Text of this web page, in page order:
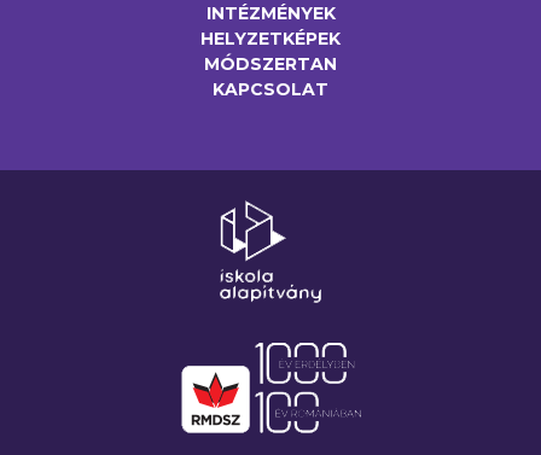
INTÉZMÉNYEK
HELYZETKÉPEK
MÓDSZERTAN
KAPCSOLAT